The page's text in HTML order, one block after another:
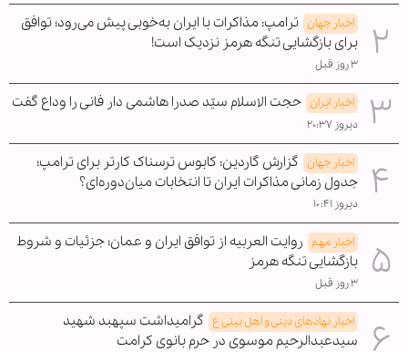
اخبار جهان ترامپ: مذاکرات با ایران به‌خوبی پیش می‌رود؛ توافق
برای بازگشایی تنگه هرمز نزدیک است!
۳ روز قبل
اخبار ایران حجت الاسلام سیّد صدرا هاشمی دار فانی را وداع گفت
دیروز ۲۰:۳۷
اخبار جهان گزارش گاردین: کابوس ترسناک کارتر برای ترامپ؛
جدول زمانی مذاکرات ایران تا انتخابات میان‌دوره‌ای؟
دیروز ۱۰:۴۱
اخبار مهم روایت العربیه از توافق ایران و عمان؛ جزئیات و شروط
بازگشایی تنگه هرمز
۳ روز قبل
اخبار نهادهای دینی و اهل بیتی ع گرامیداشت سپهبد شهید
سیدعبدالرحیم موسوی در حرم بانوی کرامت